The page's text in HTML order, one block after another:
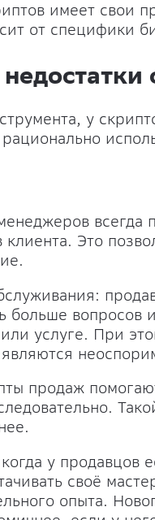
имеет свои
от специфики
у
всегда
Это
больше
услуге. При
продаж
у продавцов
своё
опыта.